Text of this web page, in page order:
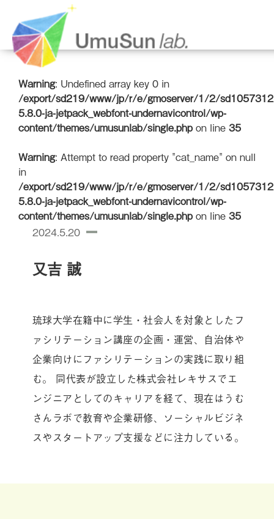
Warning: Undefined array key 0 in
/export/sd219/www/jp/r/e/gmoserver/1/2/
5.8.0-ja-jetpack_webfont-undernavicontrol/wp-
content/themes/umusunlab/single.php on line 35
Warning: Attempt to read property "cat_name" on null
in
/export/sd219/www/jp/r/e/gmoserver/1/2/
5.8.0-ja-jetpack_webfont-undernavicontrol/wp-
content/themes/umusunlab/single.php on line 35
2024.5.20
又吉 誠
琉球大学在籍中に学生・社会人を対象としたフ
ァシリテーション講座の企画・運営、自治体や
企業向けにファシリテーションの実践に取り組
む。 同代表が設立した株式会社レキサスでエ
ンジニアとしてのキャリアを経て、現在はうむ
さんラボで教育や企業研修、ソーシャルビジネ
スやスタートアップ支援などに注力している。